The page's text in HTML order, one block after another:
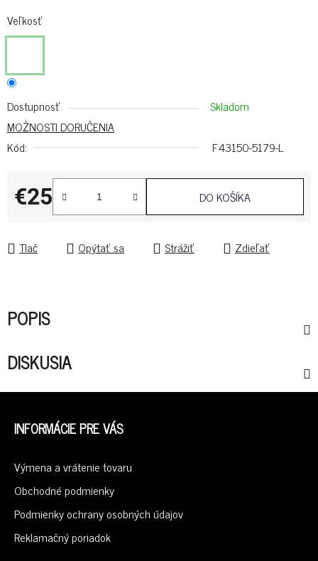
Veľkosť
Dostupnosť
Skladom
MOŽNOSTI DORUČENIA
Kód:
F43150-5179-L
€25
Jednotková cena:
DO KOŠÍKA
Tlač Opýtať sa Strážiť Zdieľať
POPIS
DISKUSIA
Z
INFORMÁCIE PRE VÁS
Výmena a vrátenie tovaru
Obchodné podmienky
Podmienky ochrany osobných údajov
Reklamačný poriadok